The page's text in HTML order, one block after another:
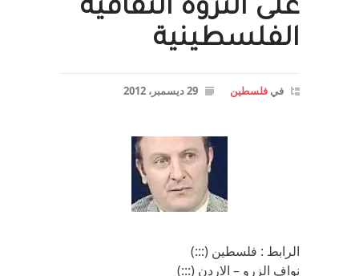
على الثروة الثقافية
الفلسطينية
في فلسطين 29 ديسمبر، 2012
الرابط : فلسطين (:::)
نواف الزرو – الاردن (:::)